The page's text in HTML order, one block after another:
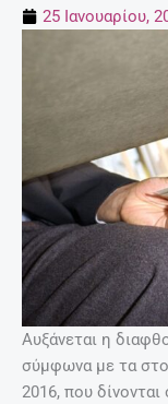
25 Ιανουαρίου,
Αυξάνεται η
σύμφωνα με τα
2016, που